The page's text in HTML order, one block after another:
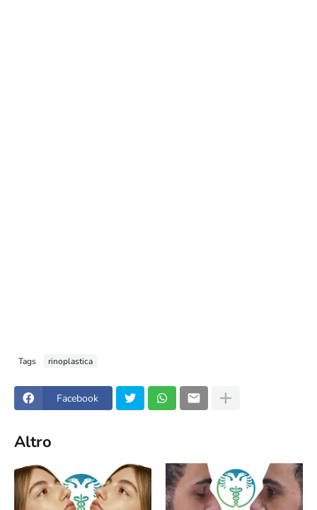
Tags rinoplastica
Facebook
Altro